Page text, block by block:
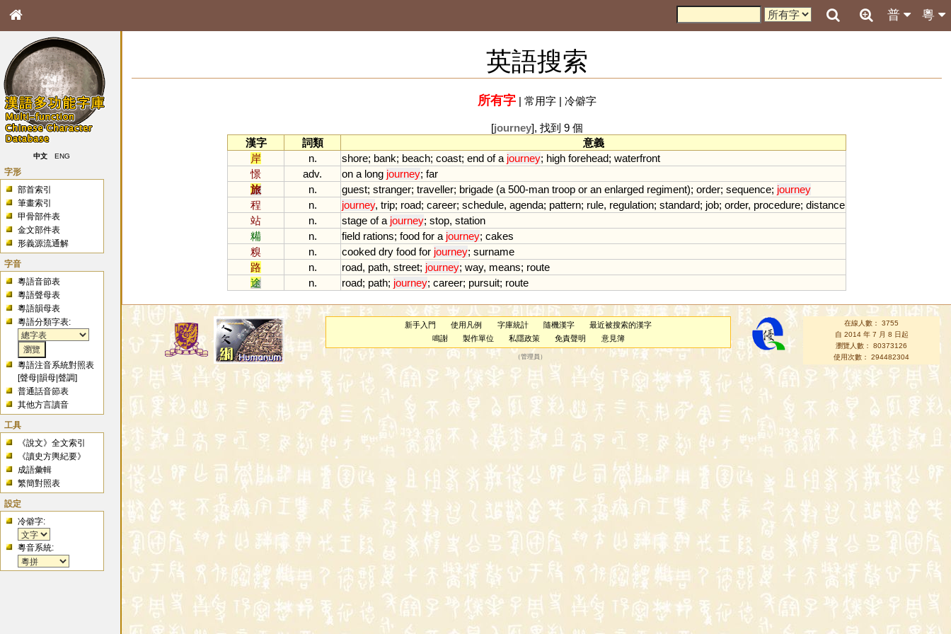
粵
普
中文 ENG
字形
部首索引
筆畫索引
甲骨部件表
金文部件表
形義源流通解
字音
粵語音節表
粵語聲母表
粵語韻母表
粵語分類字表:
粵語注音系統對照表
[聲母 |韻母 |聲調]
普通話音節表
其他方言讀音
工具
《說文》全文索引
《讀史方輿紀要》
成語彙輯
繁簡對照表
設定
冷僻字:
粵音系統:
英語搜索
所有字| 常用字| 冷僻字
[journey], 找到 9 個
漢字
詞類
意義
岸
n. shore; bank; beach; coast; end of a journey; high forehead; waterfront
憬
adv. on a long journey; far
旅
n. guest; stranger; traveller; brigade (a 500-man troop or an enlarged regiment); order; sequence; journey
程
n. journey, trip; road; career; schedule, agenda; pattern; rule, regulation; standard; job; order, procedure; distance
站
n. stage of a journey; stop, station
糒
n. field rations; food for a journey; cakes
糗
n. cooked dry food for journey; surname
路
n. road, path, street; journey; way, means; route
途
n. road; path; journey; career; pursuit; route
新手入門 使用凡例 字庫統計 隨機漢字
最近被搜索的漢字
鳴謝
製作單位 私隱政策 免責聲明 意見簿
（管理員 ）
在線人數： 3755
自 2014 年 7 月 8 日起
瀏覽人數： 80373126
使用次數： 294482304